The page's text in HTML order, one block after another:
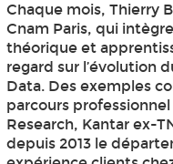
Chaque mois, Thierry
Cnam Paris, qui
théorique et
regard sur l’évolution
Data. Des exemples
parcours
Research, Kantar ex-
depuis 2013 le